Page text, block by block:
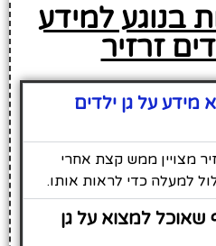
בנוגע למידע
זרזיר
על גן ילדים
מצויין ממש קצת אחרי
למעלה כדי לראות אותו.
למצוא על גן